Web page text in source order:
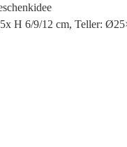
H 6/9/12 cm, Teller: